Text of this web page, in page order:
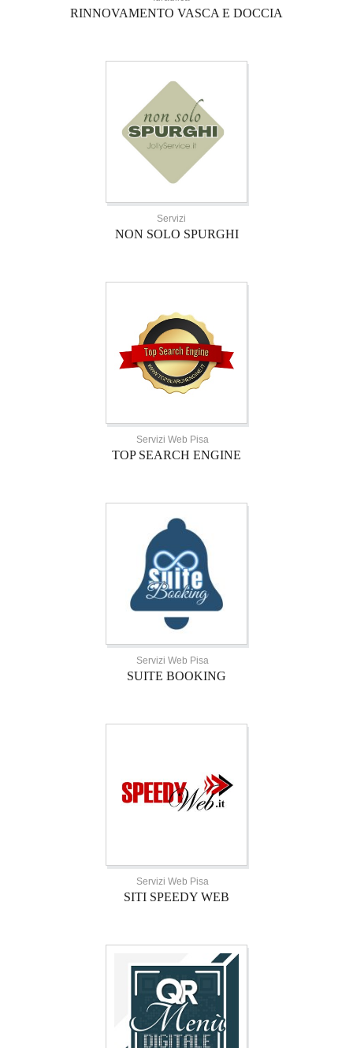
RINNOVAMENTO VASCA E DOCCIA
Servizi
NON SOLO SPURGHI
Servizi Web Pisa
TOP SEARCH ENGINE
Servizi Web Pisa
SUITE BOOKING
Servizi Web Pisa
SITI SPEEDY WEB